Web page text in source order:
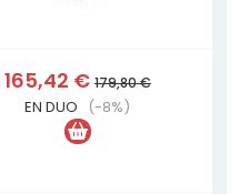
165,42 € 179,80 €
EN DUO (-8%)